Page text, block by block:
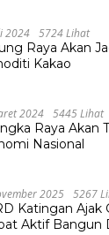
2024 5724 Lihat
Raya Akan
Kakao
2024 5445 Lihat
Raya Akan
Nasional
2025 5267
Katingan Ajak
Aktif Bangun